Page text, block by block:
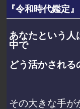
『令和時代鑑定』
あなたという人
中で
どう活かされる
その大きな手が